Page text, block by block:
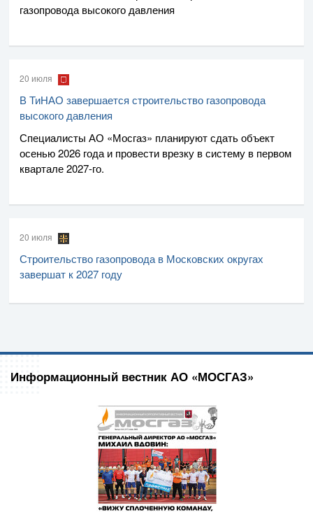
газопровода высокого давления
20 июля
В ТиНАО завершается строительство газопровода
высокого давления
Специалисты АО «Мосгаз» планируют сдать объект
осенью 2026 года и провести врезку в систему в первом
квартале2027-го.
20 июля
Строительство газопровода в Московских округах
завершат к 2027 году
Информационный вестник АО «МОСГАЗ»